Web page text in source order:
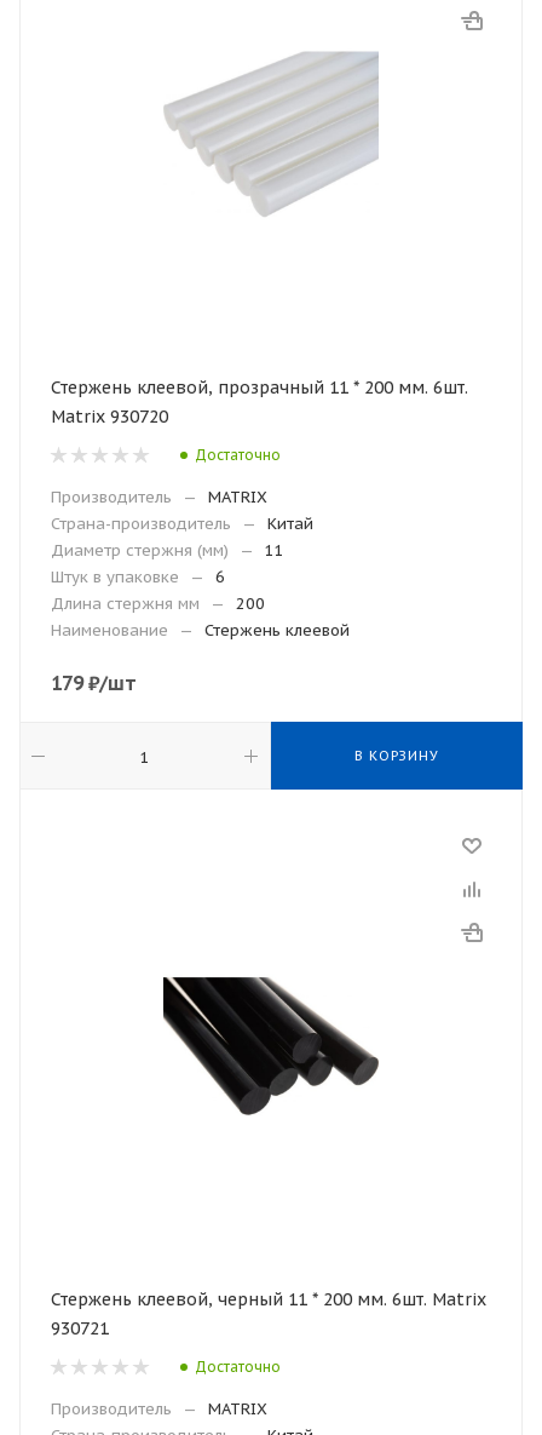
Стержень клеевой, прозрачный 11 * 200 мм. 6шт.
Matrix 930720
Достаточно
Производитель —
MATRIX
Страна-производитель
—
Китай
Диаметр стержня (мм)
—
11
Штук в упаковке
—
6
Длина стержня мм
—
200
Наименование
— Стержень клеевой
179₽/шт
В КОРЗИНУ
Стержень клеевой, черный 11 * 200 мм. 6шт. Matrix
930721
Достаточно
Производитель —
MATRIX